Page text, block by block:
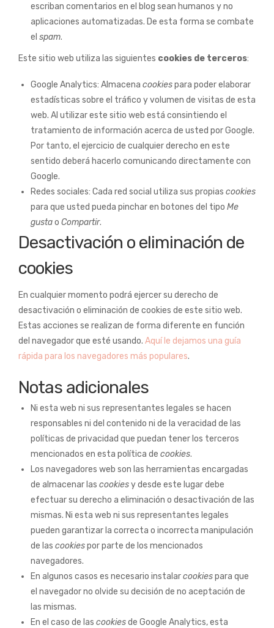
escriban comentarios en el blog sean humanos y no
aplicaciones automatizadas. De esta forma se combate
el spam.
Este sitio web utiliza las siguientes cookies de terceros:
Google Analytics: Almacena cookiespara poder elaborar
estadísticas sobre el tráfico y volumen de visitas de esta
web. Al utilizar este sitio web está consintiendo el
tratamiento de información acerca de usted por Google.
Por tanto, el ejercicio de cualquier derecho en este
sentido deberá hacerlo comunicando directamente con
Google.
Redes sociales: Cada red social utiliza sus propias cookies
para que usted pueda pinchar en botones del tipo Me
gustao Compartir.
Desactivación o eliminación de
cookies
En cualquier momento podrá ejercer su derecho de
desactivación o eliminación de cookies de este sitio web.
Estas acciones se realizan de forma diferente en función
del navegador que esté usando. Aquí le dejamos una guía
rápida para los navegadores más populares.
Notas adicionales
Ni esta web ni sus representantes legales se hacen
responsables ni del contenido ni de la veracidad de las
políticas de privacidad que puedan tener los terceros
mencionados en esta política de cookies.
Los navegadores web son las herramientas encargadas
de almacenar las cookiesy desde este lugar debe
efectuar su derecho a eliminación o desactivación de las
mismas. Ni esta web ni sus representantes legales
pueden garantizar la correcta o incorrecta manipulación
de las cookiespor parte de los mencionados
navegadores.
En algunos casos es necesario instalarcookiespara que
el navegador no olvide su decisión de no aceptación de
las mismas.
En el caso de las cookiesde Google Analytics, esta